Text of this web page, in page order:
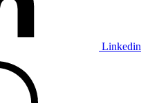
Linkedin